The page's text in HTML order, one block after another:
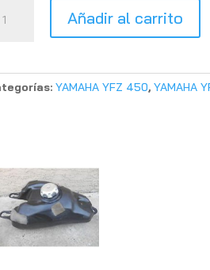
Añadir al carrito
YAMAHA YFZ 450,YAMAHA